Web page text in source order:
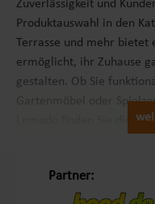
Zuverlässigkeit und
Produktauswahl in den
Terrasse und mehr bietet
ermöglicht, ihr Zuhause
gestalten. Ob Sie
Gartenmöbel oder
Lemodo finden Sie die
Partner: